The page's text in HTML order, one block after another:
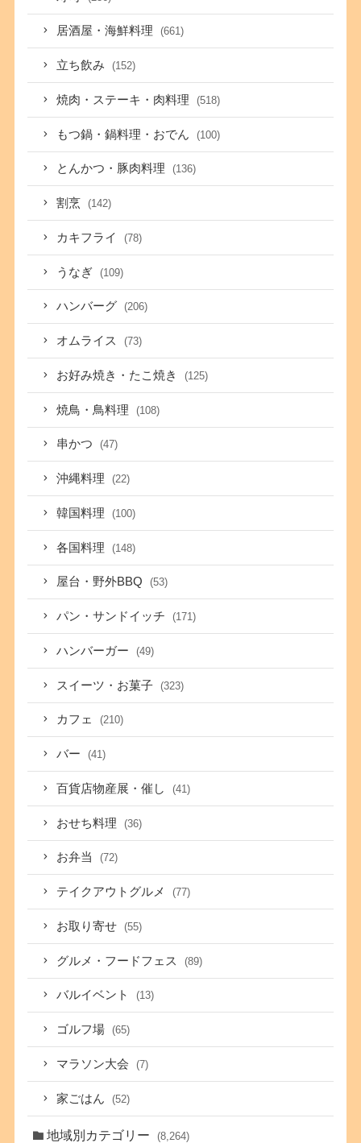
居酒屋・海鮮料理 (661)
立ち飲み (152)
焼肉・ステーキ・肉料理 (518)
もつ鍋・鍋料理・おでん (100)
とんかつ・豚肉料理 (136)
割烹 (142)
カキフライ (78)
うなぎ (109)
ハンバーグ (206)
オムライス (73)
お好み焼き・たこ焼き (125)
焼鳥・鳥料理 (108)
串かつ (47)
沖縄料理 (22)
韓国料理 (100)
各国料理 (148)
屋台・野外BBQ (53)
パン・サンドイッチ (171)
ハンバーガー (49)
スイーツ・お菓子 (323)
カフェ (210)
バー (41)
百貨店物産展・催し (41)
おせち料理 (36)
お弁当 (72)
テイクアウトグルメ (77)
お取り寄せ (55)
グルメ・フードフェス (89)
バルイベント (13)
ゴルフ場 (65)
マラソン大会 (7)
家ごはん (52)
地域別カテゴリー (8,264)